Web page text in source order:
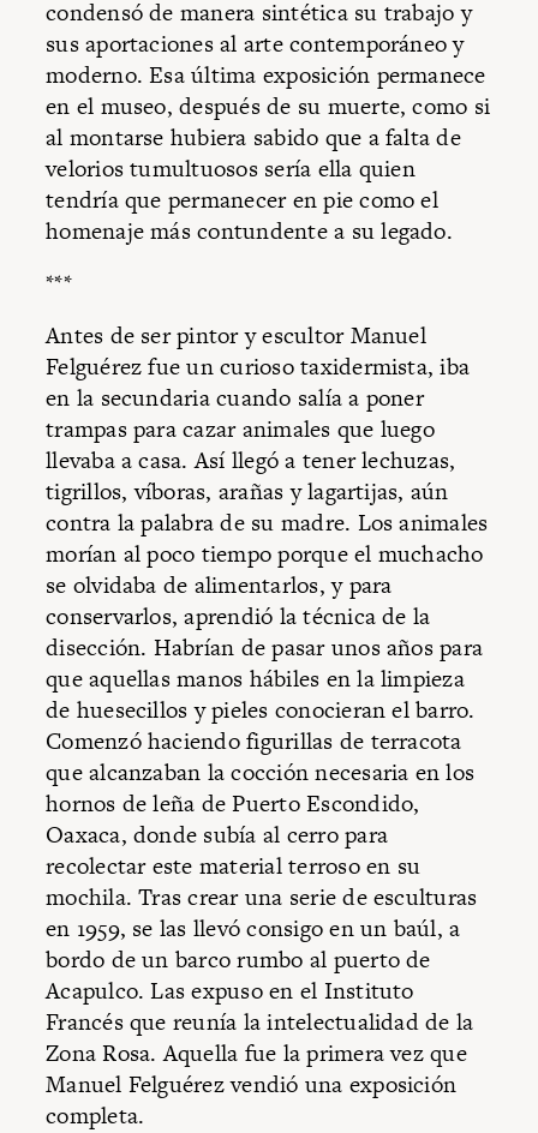
condensó de manera sintética su trabajo y
sus aportaciones al arte contemporáneo y
moderno. Esa última exposición permanece
en el museo, después de su muerte, como si
al montarse hubiera sabido que a falta de
velorios tumultuosos sería ella quien
tendría que permanecer en pie como el
homenaje más contundente a su legado.
***
Antes de ser pintor y escultor Manuel
Felguérez fue un curioso taxidermista, iba
en la secundaria cuando salía a poner
trampas para cazar animales que luego
llevaba a casa. Así llegó a tener lechuzas,
tigrillos, víboras, arañas y lagartijas, aún
contra la palabra de su madre. Los animales
morían al poco tiempo porque el muchacho
se olvidaba de alimentarlos, y para
conservarlos, aprendió la técnica de la
disección. Habrían de pasar unos años para
que aquellas manos hábiles en la limpieza
de huesecillos y pieles conocieran el barro.
Comenzó haciendo figurillas de terracota
que alcanzaban la cocción necesaria en los
hornos de leña de Puerto Escondido,
Oaxaca, donde subía al cerro para
recolectar este material terroso en su
mochila. Tras crear una serie de esculturas
en 1959, se las llevó consigo en un baúl, a
bordo de un barco rumbo al puerto de
Acapulco. Las expuso en el Instituto
Francés que reunía la intelectualidad de la
Zona Rosa. Aquella fue la primera vez que
Manuel Felguérez vendió una exposición
completa.